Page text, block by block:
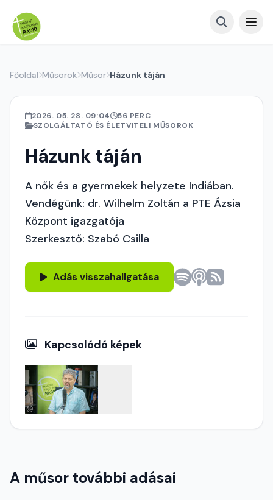
Főoldal Műsorok Műsor Házunk táján
2026. 05. 28. 09:04
56 PERC
SZOLGÁLTATÓ ÉS ÉLETVITELI MŰSOROK
Házunk táján
A nők és a gyermekek helyzete Indiában.
Vendégünk: dr. Wilhelm Zoltán a PTE Ázsia
Központ igazgatója
Szerkesztő: Szabó Csilla
Adás visszahallgatása
Kapcsolódó képek
A műsor további adásai